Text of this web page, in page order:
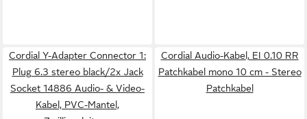
Cordial Y-Adapter Connector 1:
Plug 6.3 stereo black/2x Jack
Socket 14886 Audio- & Video-
Kabel, PVC-Mantel,
Cordial Audio-Kabel, EI 0.10 RR
Patchkabel mono 10 cm - Stereo
Patchkabel